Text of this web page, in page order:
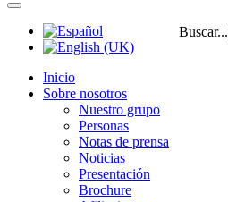
Buscar...
Inicio
Sobre nosotros
Nuestro grupo
Personas
Notas de prensa
Noticias
Presentación
Brochure